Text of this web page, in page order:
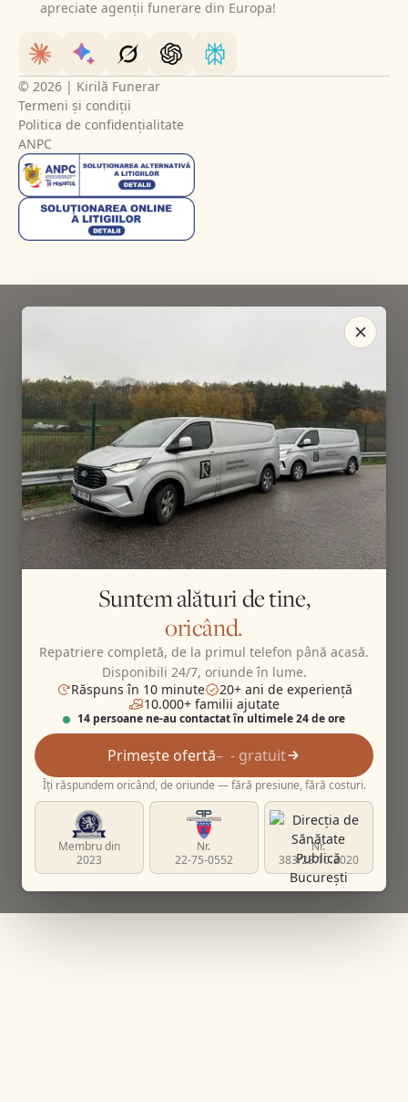
apreciate agenții funerare din Europa!
© 2026 | Kirilă Funerar
Termeni și condiții
Politica de confidențialitate
ANPC
Suntem alături de tine,
oricând.
Repatriere completă, de la primul telefon până acasă.
Disponibili 24/7, oriunde în lume.
Răspuns în 10 minute
20+ ani de experiență
10.000+ familii ajutate
14 persoane ne-au contactat în ultimele 24 de ore
Primește ofertă - gratuit
Îți răspundem oricând, de oriunde — fără presiune, fără costuri.
Membru din
2023
Nr.
22-75-0552
Nr.
383/23.10.2020